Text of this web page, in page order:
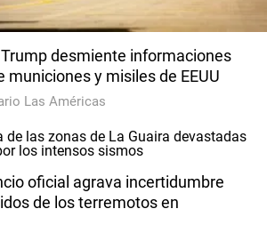
Trump desmiente informaciones
municiones y misiles de EEUU
Las Américas
oficial agrava incertidumbre
de los terremotos en